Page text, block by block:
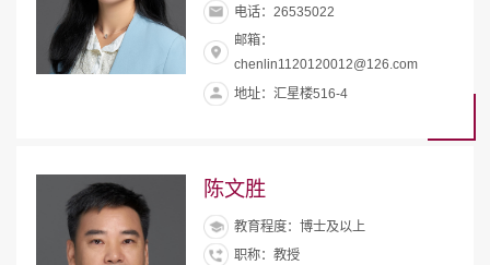
电话：26535022
邮箱：
chenlin1120120012@126.com
地址：汇星楼516-4
陈文胜
教育程度：博士及以上
职称：教授